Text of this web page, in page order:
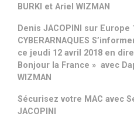
BURKI et Ariel WIZMAN
Denis JACOPINI sur
CYBERARNAQUES
ce jeudi 12 avril 2018 en
Bonjour la France » avec
WIZMAN
Sécurisez votre MAC avec
JACOPINI